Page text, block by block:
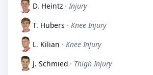
D. Heintz · Injury
T. Hubers · Knee Injury
L. Kilian · Knee Injury
J. Schmied · Thigh Injury